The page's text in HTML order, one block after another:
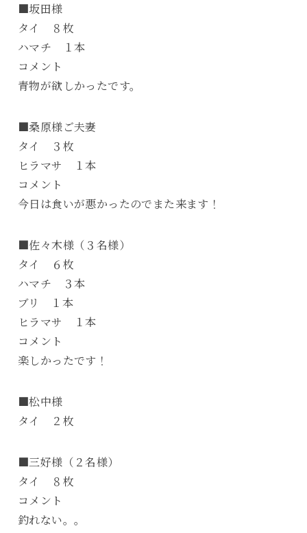
■坂田様
タイ ８枚
ハマチ １本
コメント
青物が欲しかったです。
■桑原様ご夫妻
タイ ３枚
ヒラマサ １本
コメント
今日は食いが悪かったのでまた来ます！
■佐々木様（３名様）
タイ ６枚
ハマチ ３本
ブリ １本
ヒラマサ １本
コメント
楽しかったです！
■松中様
タイ ２枚
■三好様（２名様）
タイ ８枚
コメント
釣れない。。